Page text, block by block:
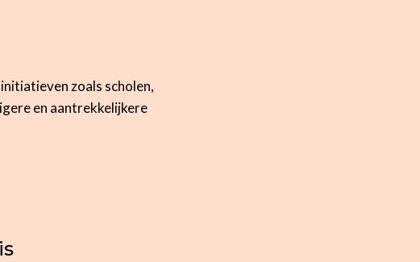
zoals scholen,
en aantrekkelijkere